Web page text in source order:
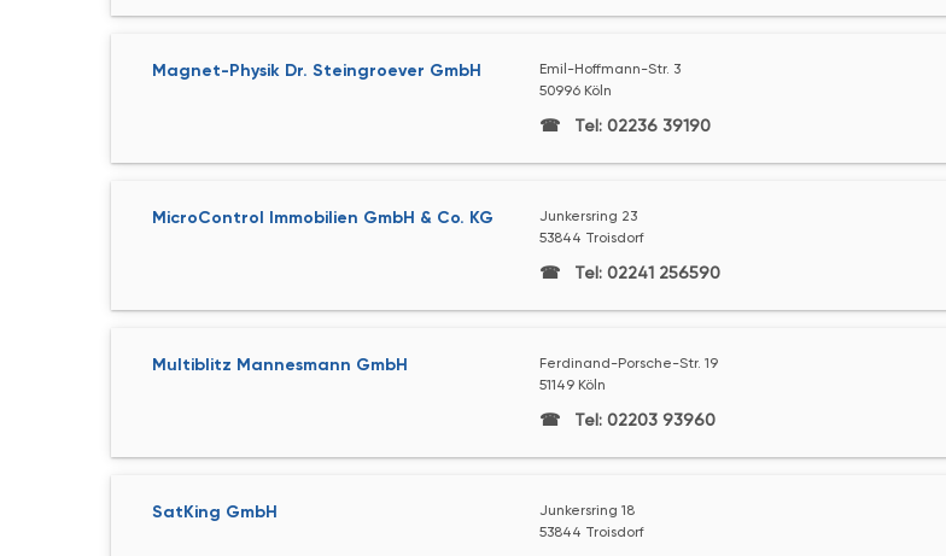
Magnet-Physik Dr. Steingroever GmbH
Emil-Hoffmann-Str. 3
50996 Köln
Tel: 02236 39190
MicroControl Immobilien GmbH & Co. KG
Junkersring 23
53844 Troisdorf
Tel: 02241 256590
Multiblitz Mannesmann GmbH
Ferdinand-Porsche-Str. 19
51149 Köln
Tel: 02203 93960
SatKing GmbH
Junkersring 18
53844 Troisdorf